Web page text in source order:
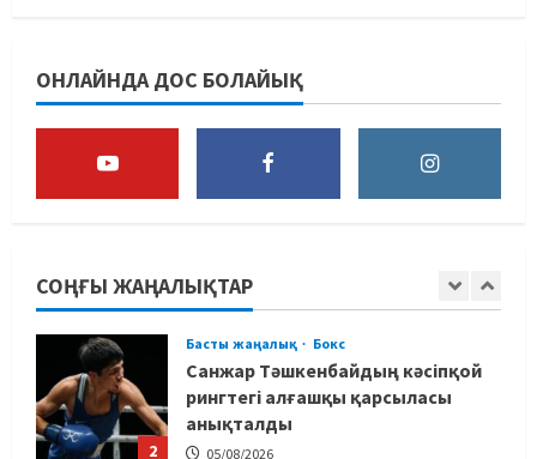
ОНЛАЙНДА ДОС БОЛАЙЫҚ
СОҢҒЫ ЖАҢАЛЫҚТАР
Юсуповтың оралуы: Күрес
федерациясы дағыстандық
маманды тағы да шақыртты
05/08/2026
2
анықталды
Басты жаңалық Дзюдо
Сметов командаға керек: Бас
хатшы Азиадаға баратын құрамға
қатысты не айтты